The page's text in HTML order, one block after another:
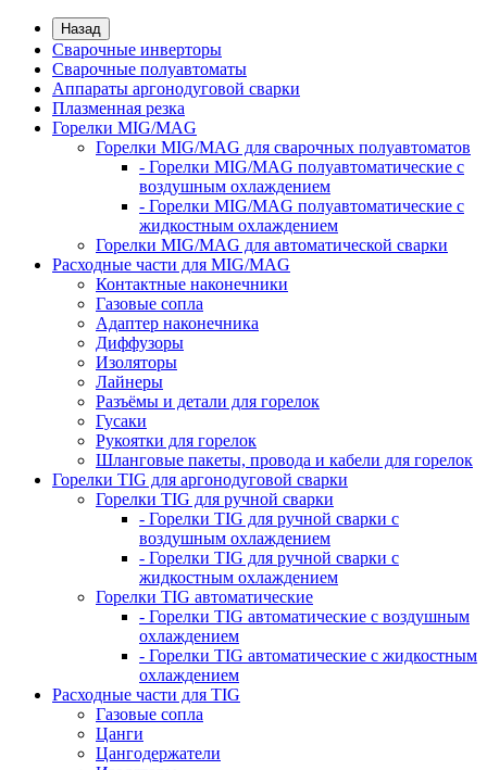
Назад
Сварочные инверторы
Сварочные полуавтоматы
Аппараты аргонодуговой сварки
Плазменная резка
Горелки MIG/MAG
Горелки MIG/MAG для сварочных полуавтоматов
- Горелки MIG/MAG полуавтоматические с
воздушным охлаждением
- Горелки MIG/MAG полуавтоматические с
жидкостным охлаждением
Горелки MIG/MAG для автоматической сварки
Расходные части для MIG/MAG
Контактные наконечники
Газовые сопла
Адаптер наконечника
Диффузоры
Изоляторы
Лайнеры
Разъёмы и детали для горелок
Гусаки
Рукоятки для горелок
Шланговые пакеты, провода и кабели для горелок
Горелки TIG для аргонодуговой сварки
Горелки TIG для ручной сварки
- Горелки TIG для ручной сварки с
воздушным охлаждением
- Горелки TIG для ручной сварки с
жидкостным охлаждением
Горелки TIG автоматические
- Горелки TIG автоматические с воздушным
охлаждением
- Горелки TIG автоматические с жидкостным
охлаждением
Расходные части для TIG
Газовые сопла
Цанги
Цангодержатели